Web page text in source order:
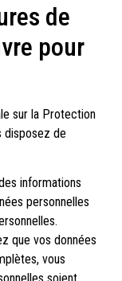
de
pour
sur la Protection
disposez de
informations
personnelles
que vos données
vous